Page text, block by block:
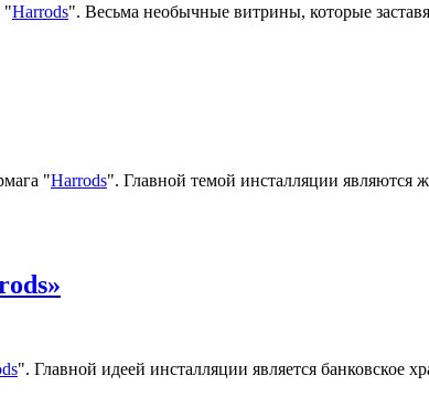
"Harrods". Весьма необычные витрины, которые
"Harrods". Главной темой инсталляции являются
". Главной идеей инсталляции является банковское